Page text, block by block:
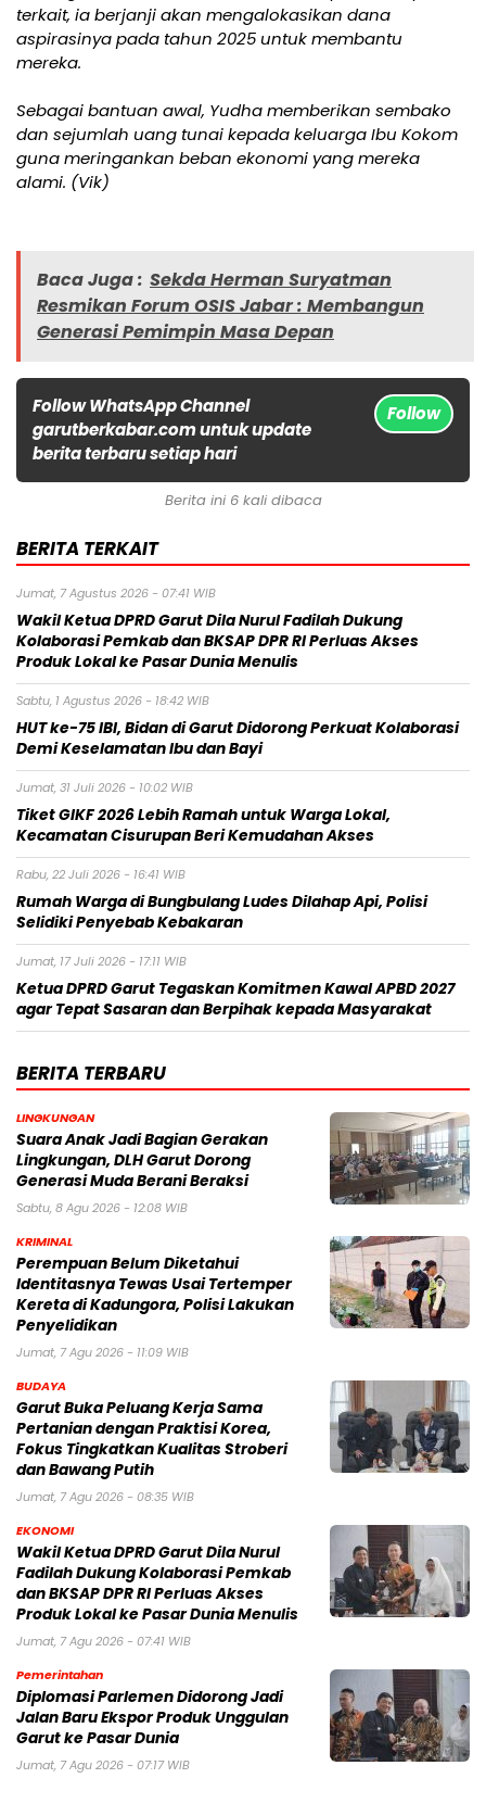
terkait, ia berjanji akan mengalokasikan dana
aspirasinya pada tahun 2025 untuk membantu
mereka.
Sebagai bantuan awal, Yudha memberikan sembako
dan sejumlah uang tunai kepada keluarga Ibu Kokom
guna meringankan beban ekonomi yang mereka
alami. (Vik)
Baca Juga : Sekda Herman Suryatman
Resmikan Forum OSIS Jabar : Membangun
Generasi Pemimpin Masa Depan
Follow WhatsApp Channel
garutberkabar.com untuk update
berita terbaru setiap hari
Follow
Berita ini 6 kali dibaca
BERITA TERKAIT
Jumat, 7 Agustus 2026 - 07:41 WIB
Wakil Ketua DPRD Garut Dila Nurul Fadilah Dukung
Kolaborasi Pemkab dan BKSAP DPR RI Perluas Akses
Produk Lokal ke Pasar Dunia Menulis
Sabtu, 1 Agustus 2026 - 18:42 WIB
HUT ke-75 IBI, Bidan di Garut Didorong Perkuat Kolaborasi
Demi Keselamatan Ibu dan Bayi
Jumat, 31 Juli 2026 - 10:02 WIB
Tiket GIKF 2026 Lebih Ramah untuk Warga Lokal,
Kecamatan Cisurupan Beri Kemudahan Akses
Rabu, 22 Juli 2026 - 16:41 WIB
Rumah Warga di Bungbulang Ludes Dilahap Api, Polisi
Selidiki Penyebab Kebakaran
Jumat, 17 Juli 2026 - 17:11 WIB
Ketua DPRD Garut Tegaskan Komitmen Kawal APBD 2027
agar Tepat Sasaran dan Berpihak kepada Masyarakat
BERITA TERBARU
LINGKUNGAN
Suara Anak Jadi Bagian Gerakan
Lingkungan, DLH Garut Dorong
Generasi Muda Berani Beraksi
Sabtu, 8 Agu 2026 - 12:08 WIB
KRIMINAL
Perempuan Belum Diketahui
Identitasnya Tewas Usai Tertemper
Kereta di Kadungora, Polisi Lakukan
Penyelidikan
Jumat, 7 Agu 2026 - 11:09 WIB
BUDAYA
Garut Buka Peluang Kerja Sama
Pertanian dengan Praktisi Korea,
Fokus Tingkatkan Kualitas Stroberi
dan Bawang Putih
Jumat, 7 Agu 2026 - 08:35 WIB
EKONOMI
Wakil Ketua DPRD Garut Dila Nurul
Fadilah Dukung Kolaborasi Pemkab
dan BKSAP DPR RI Perluas Akses
Produk Lokal ke Pasar Dunia Menulis
Jumat, 7 Agu 2026 - 07:41 WIB
Pemerintahan
Diplomasi Parlemen Didorong Jadi
Jalan Baru Ekspor Produk Unggulan
Garut ke Pasar Dunia
Jumat, 7 Agu 2026 - 07:17 WIB